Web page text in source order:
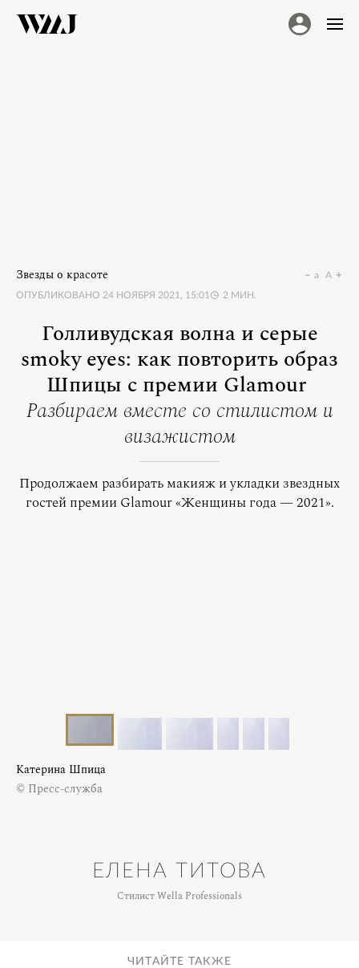
Звезды о красоте
ОПУБЛИКОВАНО 24 НОЯБРЯ 2021, 15:01 2 МИН.
a A
Голливудская волна и серые
smoky eyes: как повторить образ
Шпицы с премии Glamour
Разбираем вместе со стилистом и
визажистом
Продолжаем разбирать макияж и укладки звездных
гостей премии Glamour «Женщины года — 2021».
Катерина Шпица
© Пресс-служба
ЕЛЕНА ТИТОВА
Стилист Wella Professionals
ЧИТАЙТЕ ТАКЖЕ